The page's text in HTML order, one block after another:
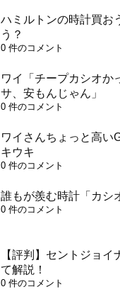
ハミルトンの時計買お
う？
0 件のコメント
ワイ「チープカシオか
サ、安もんじゃん」
0 件のコメント
ワイさんちょっと高い
キウキ
0 件のコメント
誰もが羨む時計「カシ
0 件のコメント
【評判】セントジョ
て解説！
0 件のコメント